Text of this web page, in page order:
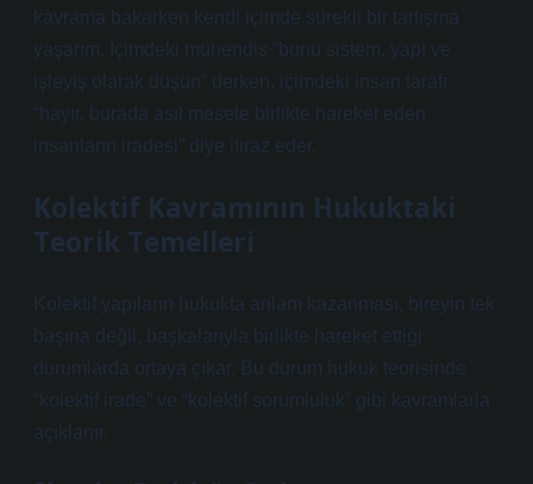
kavrama bakarken kendi içimde sürekli bir tartışma
yaşarım. İçimdeki mühendis “bunu sistem, yapı ve
işleyiş olarak düşün” derken, içimdeki insan tarafı
“hayır, burada asıl mesele birlikte hareket eden
insanların iradesi” diye itiraz eder.
Kolektif Kavramının Hukuktaki
Teorik Temelleri
Kolektif yapıların hukukta anlam kazanması, bireyin tek
başına değil, başkalarıyla birlikte hareket ettiği
durumlarda ortaya çıkar. Bu durum hukuk teorisinde
“kolektif irade” ve “kolektif sorumluluk” gibi kavramlarla
açıklanır.